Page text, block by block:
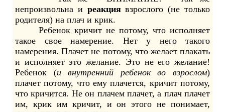
непроизвольна и реакциявзрослого (не только
родителя) на плач и крик.
Ребенок кричит не потому, что исполняет
такое свое намерение. Нет у него такого
намерения. Плачет не потому, что желает плакать
и исполняет это желание. Это не его желание!
Ребенок (и внутренний ребенок во взрослом)
плачет потому, что ему плачется, кричит потому,
что кричится. Не он плачем плачет, а плач плачет
им, крик им кричит, и он этого не понимает,